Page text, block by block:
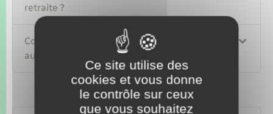
retraite ?
Comment le montant de votre retraite
augmente-t-il ?
Ce site utilise des
cookies et vous donne
le contrôle sur ceux
que vous souhaitez